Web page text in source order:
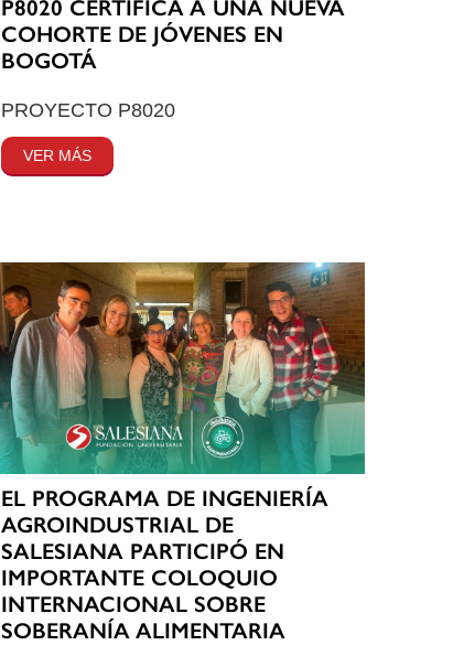
P8020 CERTIFICA A UNA NUEVA
COHORTE DE JÓVENES EN
BOGOTÁ
PROYECTO P8020
VER MÁS
EL PROGRAMA DE INGENIERÍA
AGROINDUSTRIAL DE
SALESIANA PARTICIPÓ EN
IMPORTANTE COLOQUIO
INTERNACIONAL SOBRE
SOBERANÍA ALIMENTARIA